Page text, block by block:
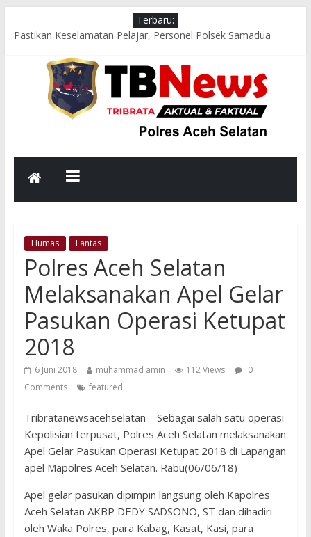
Terbaru:
Pastikan Keselamatan Pelajar, Personel Polsek Samadua
Polsek Meukek Salurkan Bantuan Sosial kepada Korban
Rumah Tertimpa Pohon Tumbang di Gampong Rot Teungoh
Kapolres Aceh Selatan Imbau Masyarakat Tingkatkan
Kewaspadaan Hadapi Potensi Cuaca Ekstrem
Sat Samapta Polres Aceh Selatan Hadir di Jam Sibuk Pagi,
Lancar
Patroli Malam Polsek Labuhanhaji Barat, Sambangi Titik
Humas Lantas
Polres Aceh Selatan
Melaksanakan Apel Gelar
Pasukan Operasi Ketupat
2018
6 Juni 2018 muhammad amin 112 Views
0
Comments
featured
Tribratanewsacehselatan – Sebagai salah satu operasi
Kepolisian terpusat, Polres Aceh Selatan melaksanakan
Apel Gelar Pasukan Operasi Ketupat 2018 di Lapangan
apel Mapolres Aceh Selatan. Rabu(06/06/18)
Apel gelar pasukan dipimpin langsung oleh Kapolres
Aceh Selatan AKBP DEDY SADSONO, ST dan dihadiri
oleh Waka Polres, para Kabag, Kasat, Kasi, para